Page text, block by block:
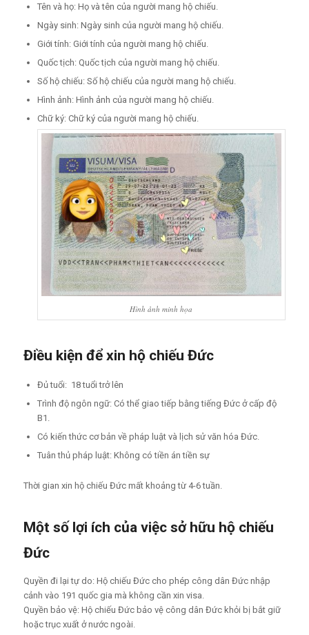
Tên và họ: Họ và tên của người mang hộ chiếu.
Ngày sinh: Ngày sinh của người mang hộ chiếu.
Giới tính: Giới tính của người mang hộ chiếu.
Quốc tịch: Quốc tịch của người mang hộ chiếu.
Số hộ chiếu: Số hộ chiếu của người mang hộ chiếu.
Hình ảnh: Hình ảnh của người mang hộ chiếu.
Chữ ký: Chữ ký của người mang hộ chiếu.
Hình ảnh minh họa
Điều kiện để xin hộ chiếu Đức
Đủ tuổi: 18 tuổi trở lên
Trình độ ngôn ngữ: Có thể giao tiếp bằng tiếng Đức ở cấp độ
B1.
Có kiến thức cơ bản về pháp luật và lịch sử văn hóa Đức.
Tuân thủ pháp luật: Không có tiền án tiền sự
Thời gian xin hộ chiếu Đức mất khoảng từ 4-6 tuần.
Một số lợi ích của việc sở hữu hộ chiếu
Đức
Quyền đi lại tự do: Hộ chiếu Đức cho phép công dân Đức nhập
cảnh vào 191 quốc gia mà không cần xin visa.
Quyền bảo vệ: Hộ chiếu Đức bảo vệ công dân Đức khỏi bị bắt giữ
hoặc trục xuất ở nước ngoài.